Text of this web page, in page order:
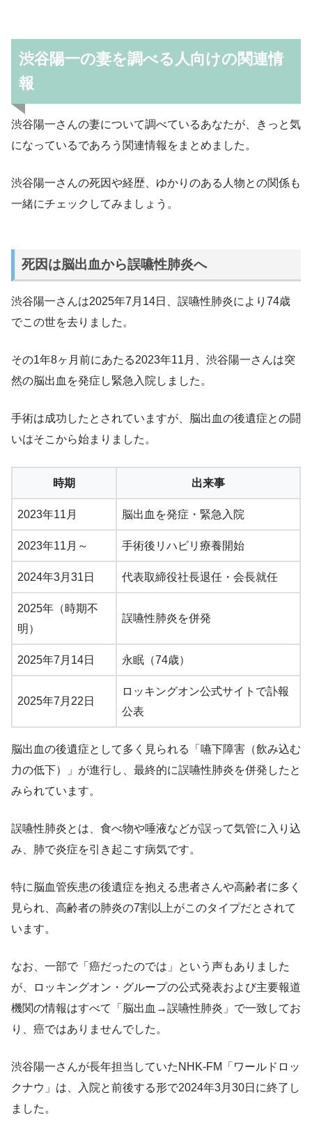
渋谷陽一の妻を調べる人向けの関連情
報
渋谷陽一さんの妻について調べているあなたが、きっと気
になっているであろう関連情報をまとめました。
渋谷陽一さんの死因や経歴、ゆかりのある人物との関係も
一緒にチェックしてみましょう。
死因は脳出血から誤嚥性肺炎へ
渋谷陽一さんは2025年7月14日、誤嚥性肺炎により74歳
でこの世を去りました。
その1年8ヶ月前にあたる2023年11月、渋谷陽一さんは突
然の脳出血を発症し緊急入院しました。
手術は成功したとされていますが、脳出血の後遺症との闘
いはそこから始まりました。
時期 出来事
2023年11月 脳出血を発症・緊急入院
2023年11月～ 手術後リハビリ療養開始
2024年3月31日 代表取締役社長退任・会長就任
2025年（時期不
明）
誤嚥性肺炎を併発
2025年7月14日 永眠（74歳）
2025年7月22日
ロッキングオン公式サイトで訃報
公表
脳出血の後遺症として多く見られる「嚥下障害（飲み込む
力の低下）」が進行し、最終的に誤嚥性肺炎を併発したと
みられています。
誤嚥性肺炎とは、食べ物や唾液などが誤って気管に入り込
み、肺で炎症を引き起こす病気です。
特に脳血管疾患の後遺症を抱える患者さんや高齢者に多く
見られ、高齢者の肺炎の7割以上がこのタイプだとされて
います。
なお、一部で「癌だったのでは」という声もありました
が、ロッキングオン・グループの公式発表および主要報道
機関の情報はすべて「脳出血→誤嚥性肺炎」で一致してお
り、癌ではありませんでした。
渋谷陽一さんが長年担当していたNHK-FM「ワールドロッ
クナウ」は、入院と前後する形で2024年3月30日に終了し
ました。